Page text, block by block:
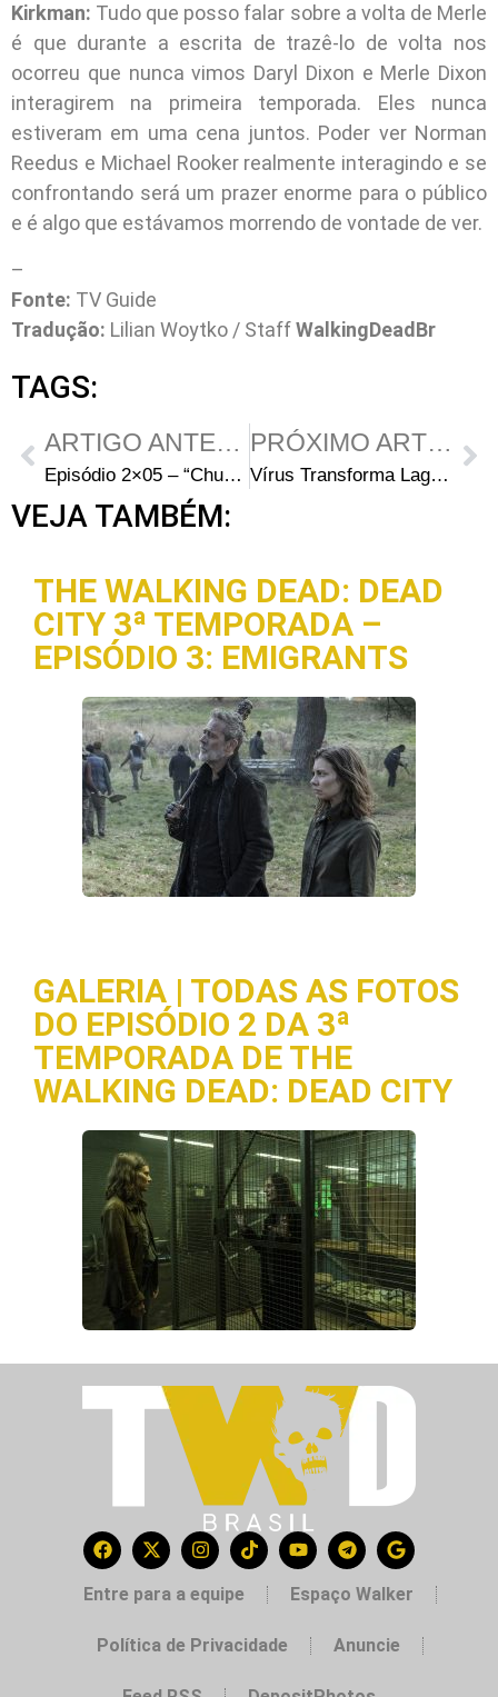
Kirkman: Tudo que posso falar sobre a volta de Merle
é que durante a escrita de trazê-lo de volta nos
ocorreu que nunca vimos Daryl Dixon e Merle Dixon
interagirem na primeira temporada. Eles nunca
estiveram em uma cena juntos. Poder ver Norman
Reedus e Michael Rooker realmente interagindo e se
confrontando será um prazer enorme para o público
e é algo que estávamos morrendo de vontade de ver.
–
Fonte: TV Guide
Tradução: Lilian Woytko / StaffWalkingDeadBr
TAGS:
ARTIGO ANTERIOR
Episódio 2×05 – “Chupacabra” Promete Desvendar Mistérios
PRÓXIMO ARTIGO
Vírus Transforma Lagartas em Zumbis!
VEJA TAMBÉM:
THE WALKING DEAD: DEAD
CITY 3ª TEMPORADA –
EPISÓDIO 3: EMIGRANTS
GALERIA | TODAS AS FOTOS
DO EPISÓDIO 2 DA 3ª
TEMPORADA DE THE
WALKING DEAD: DEAD CITY
Entre para a equipe Espaço Walker
Política de Privacidade Anuncie